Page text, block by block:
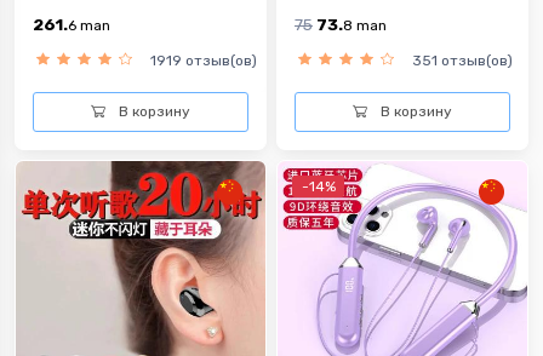
261.6 man
1919 отзыв(ов)
В корзину
75 73.8 man
351 отзыв(ов)
В корзину
-14%